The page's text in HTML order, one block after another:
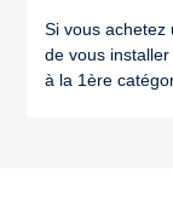
Si vous achetez
de vous
à la 1ère